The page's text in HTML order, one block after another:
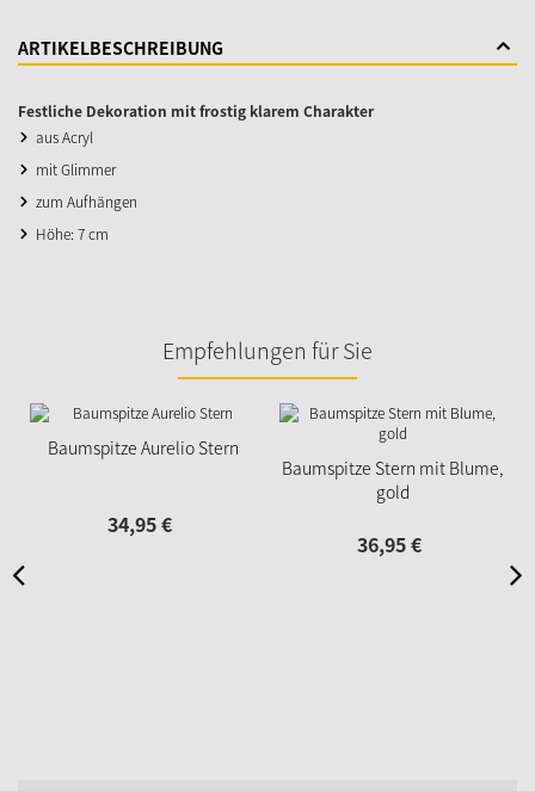
ARTIKELBESCHREIBUNG
Festliche Dekoration mit frostig klarem Charakter
aus Acryl
mit Glimmer
zum Aufhängen
Höhe: 7 cm
Empfehlungen für Sie
Baumspitze Aurelio Stern
34,95€
Baumspitze Stern mit Blume,
gold
36,95€